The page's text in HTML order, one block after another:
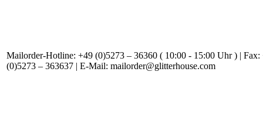
Mailorder-Hotline: +49 (0)5273 – 36360 ( 10:00 - 15:00 Uhr ) | Fax:
(0)5273 – 363637 | E-Mail: mailorder@glitterhouse.com